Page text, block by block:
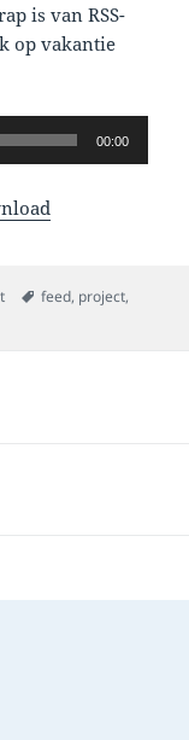
is van RSS-
op vakantie
00:00
Tags
feed, project,